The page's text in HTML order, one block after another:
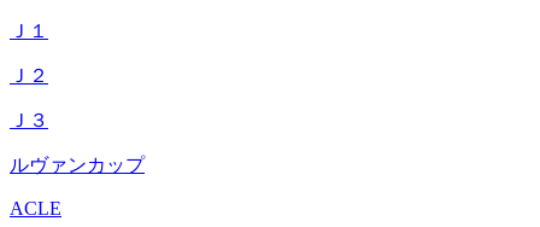
Ｊ１
Ｊ２
Ｊ３
ルヴァンカップ
ACLE